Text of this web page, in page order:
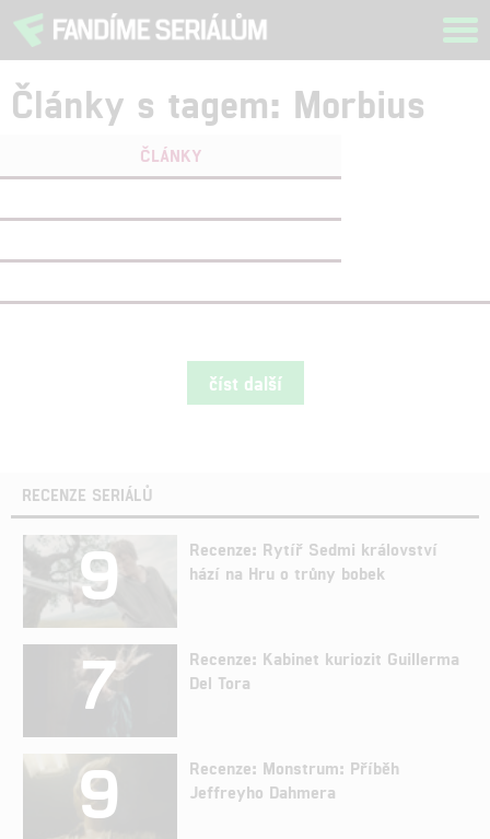
Články s tagem: Morbius
ČLÁNKY
číst další
RECENZE SERIÁLŮ
9
Recenze: Rytíř Sedmi království
hází na Hru o trůny bobek
7
Recenze: Kabinet kuriozit Guillerma
Del Tora
9
Recenze: Monstrum: Příběh
Jeffreyho Dahmera